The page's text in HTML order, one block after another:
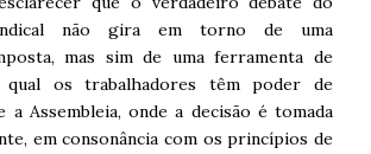
não gira em torno de uma
mas sim de uma ferramenta de
qual os trabalhadores têm poder de
a Assembleia, onde a decisão é tomada
em consonância com os princípios de